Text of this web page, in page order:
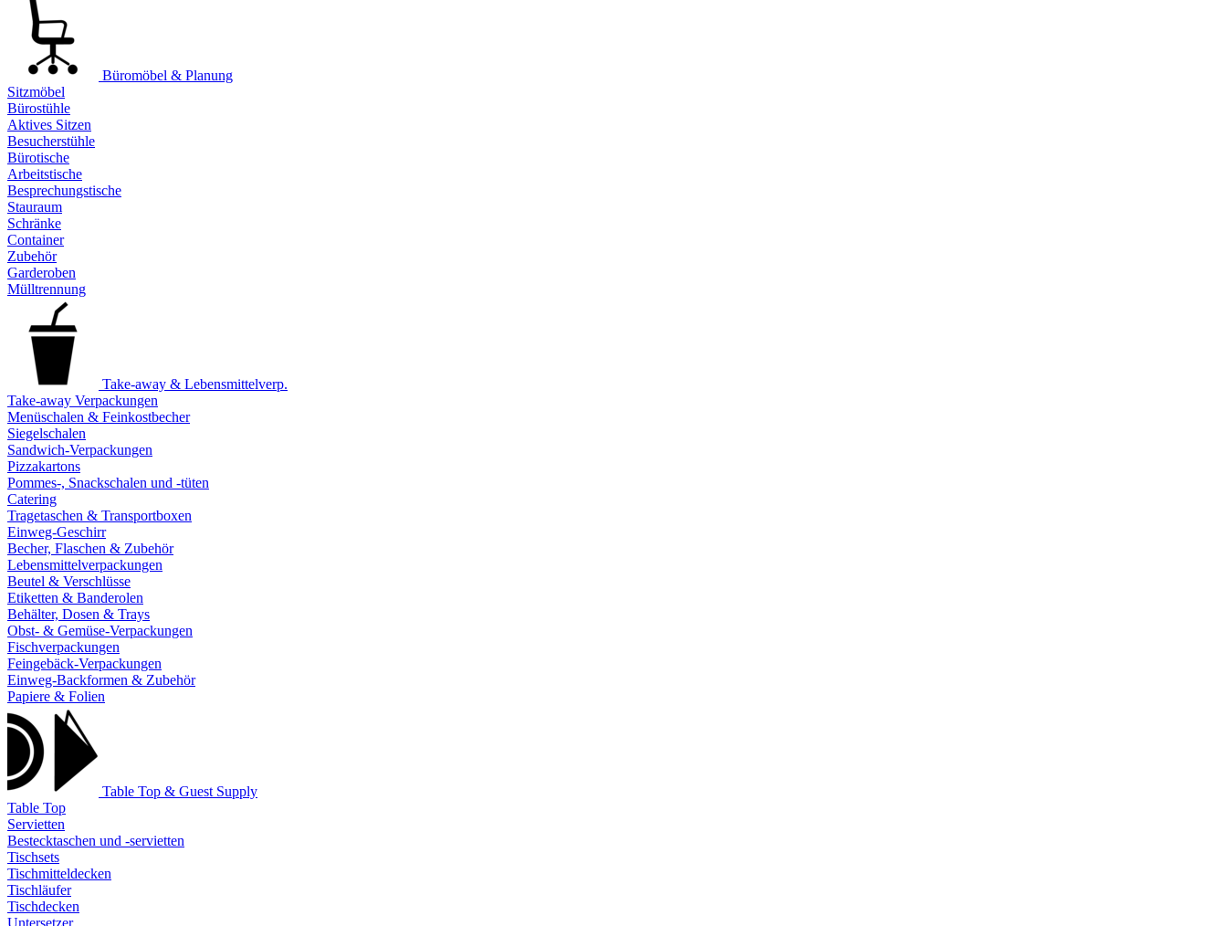
Büromöbel & Planung
Sitzmöbel
Bürostühle
Aktives Sitzen
Besucherstühle
Bürotische
Arbeitstische
Besprechungstische
Stauraum
Schränke
Container
Zubehör
Garderoben
Mülltrennung
Take-away & Lebensmittelverp.
Take-away Verpackungen
Menüschalen & Feinkostbecher
Siegelschalen
Sandwich-Verpackungen
Pizzakartons
Pommes-, Snackschalen und -tüten
Catering
Tragetaschen & Transportboxen
Einweg-Geschirr
Becher, Flaschen & Zubehör
Lebensmittelverpackungen
Beutel & Verschlüsse
Etiketten & Banderolen
Behälter, Dosen & Trays
Obst- & Gemüse-Verpackungen
Fischverpackungen
Feingebäck-Verpackungen
Einweg-Backformen & Zubehör
Papiere & Folien
Table Top & Guest Supply
Table Top
Servietten
Bestecktaschen und -servietten
Tischsets
Tischmitteldecken
Tischläufer
Tischdecken